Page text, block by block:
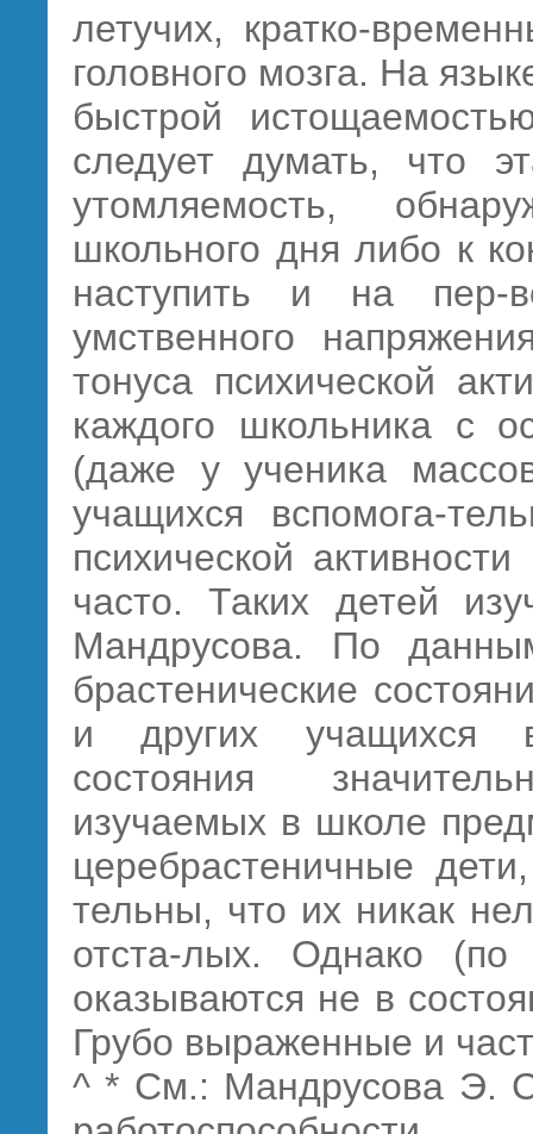
летучих, кратко-
головного мозга. На
быстрой
следует думать, что
утомляемость,
школьного дня либо к
наступить и на пер-
умственного
тонуса психической
каждого школьника с
(даже у ученика
учащихся вспомога-
психической
часто. Таких детей
Мандрусова. По
брастенические
и других учащихся
состояния
изучаемых в школе
церебрастеничные
тельны, что их никак
отста-лых. Однако (по
оказываются не в
Грубо выраженные и
^ * См.: Мандрусова Э.